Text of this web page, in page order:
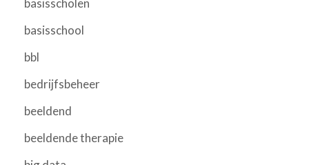
basisschool
bbl
bedrijfsbeheer
beeldend
beeldende therapie